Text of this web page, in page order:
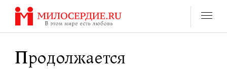
Перейти
содержанию
Продолжается